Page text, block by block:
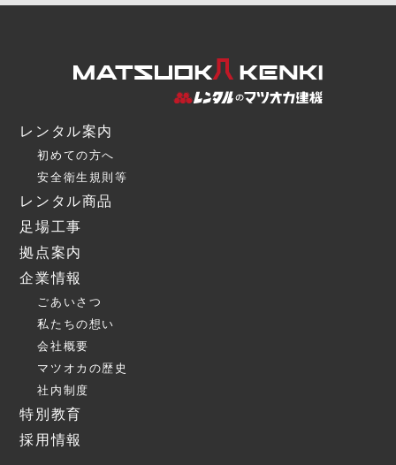
レンタル案内
初めての方へ
安全衛生規則等
レンタル商品
足場工事
拠点案内
企業情報
ごあいさつ
私たちの想い
会社概要
マツオカの歴史
社内制度
特別教育
採用情報